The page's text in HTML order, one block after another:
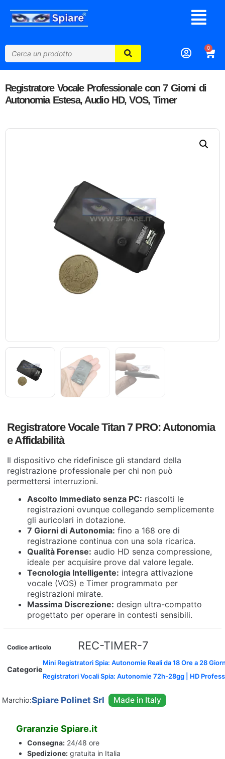
0
Registratore Vocale Professionale con 7 Giorni di
Autonomia Estesa, Audio HD, VOS, Timer
Registratore Vocale Titan 7 PRO: Autonomia
e Affidabilità
Il dispositivo che ridefinisce gli standard della
registrazione professionale per chi non può
permettersi interruzioni.
Ascolto Immediato senza PC: riascolti le
registrazioni ovunque collegando semplicemente
gli auricolari in dotazione.
7 Giorni di Autonomia: fino a 168 ore di
registrazione continua con una sola ricarica.
Qualità Forense: audio HD senza compressione,
ideale per acquisire prove dal valore legale.
Tecnologia Intelligente: integra attivazione
vocale (VOS) e Timer programmato per
registrazioni mirate.
Massima Discrezione: design ultra-compatto
progettato per operare in contesti sensibili.
Codice articolo REC-TIMER-7
Categorie
Mini Registratori Spia: Autonomie Reali da 18 Ore a 28
Registratori Vocali Spia: Autonomie 72h-28gg | HD
Marchio:Spiare Polinet Srl
Graranzie Spiare.it
Consegna: 24/48 ore
Spedizione: gratuita in Italia